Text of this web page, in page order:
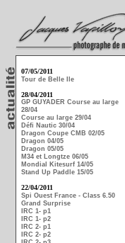
07/05/2011
Tour de Belle Ile
28/04/2011
GP GUYADER Course au large
28/04
Course au large 29/04
Défi Nautic 30/04
Dragon Coupe CMB 02/05
Dragon 04/05
Dragon 05/05
M34 et Longtze 06/05
Mondial Kitesurf 14/05
Stand Up Paddle 15/05
22/04/2011
Spi Ouest France - Class 6.50
Grand Surprise
IRC 1- p1
IRC 1- p2
IRC 2- p1
IRC 2- p2